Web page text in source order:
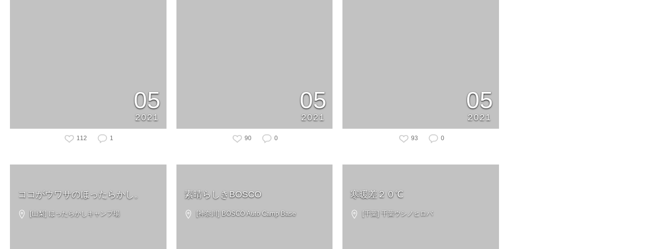
05
2021
112 1
05
2021
90 0
05
2021
93 0
ココがウワサのほったらかし。
[山梨] ほったらかしキャンプ場
素晴らしきBOSCO
[神奈川] BOSCO Auto Camp Base
寒暖差２０℃
[千葉] 千葉ウシノヒロバ